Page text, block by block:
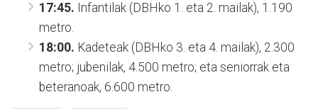
17:45. Infantilak (DBHko 1. eta 2. mailak), 1.190
metro.
18:00. Kadeteak (DBHko 3. eta 4. mailak), 2.300
metro; jubenilak, 4.500 metro; eta seniorrak eta
beteranoak, 6.600 metro.